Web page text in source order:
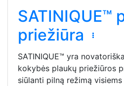
SATINIQUE™
priežiūra
SATINIQUE™ yra
kokybės plaukų priežiūros
siūlanti pilną režimą